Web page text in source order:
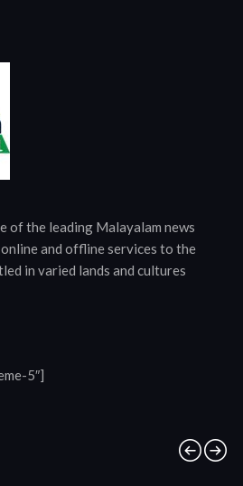
of the leading Malayalam news
and offline services to the
in varied lands and cultures
5″]